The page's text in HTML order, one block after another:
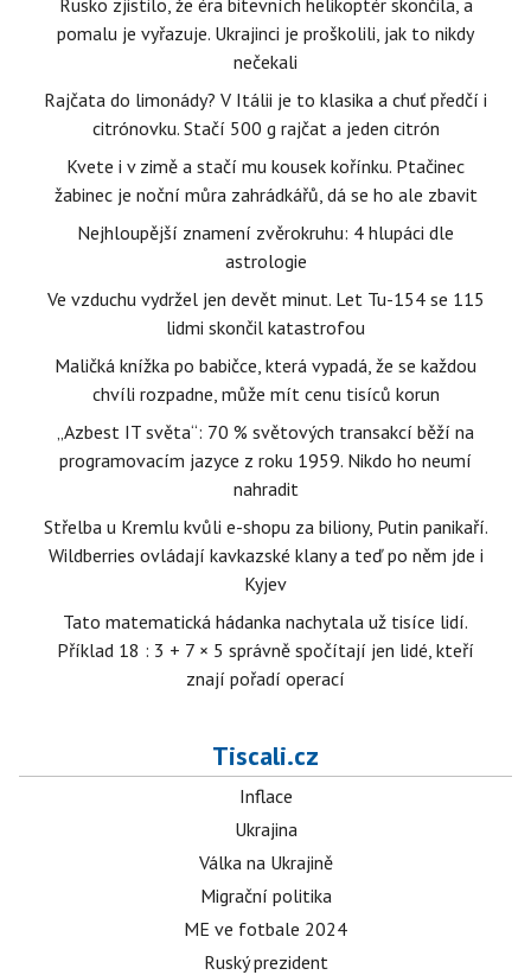
Rusko zjistilo, že éra bitevních helikoptér skončila, a
pomalu je vyřazuje. Ukrajinci je proškolili, jak to nikdy
nečekali
Rajčata do limonády? V Itálii je to klasika a chuť předčí i
citrónovku. Stačí 500 g rajčat a jeden citrón
Kvete i v zimě a stačí mu kousek kořínku. Ptačinec
žabinec je noční můra zahrádkářů, dá se ho ale zbavit
Nejhloupější znamení zvěrokruhu: 4 hlupáci dle
astrologie
Ve vzduchu vydržel jen devět minut. Let Tu-154 se 115
lidmi skončil katastrofou
Maličká knížka po babičce, která vypadá, že se každou
chvíli rozpadne, může mít cenu tisíců korun
„Azbest IT světa“: 70 % světových transakcí běží na
programovacím jazyce z roku 1959. Nikdo ho neumí
nahradit
Střelba u Kremlu kvůli e-shopu za biliony, Putin panikaří.
Wildberries ovládají kavkazské klany a teď po něm jde i
Kyjev
Tato matematická hádanka nachytala už tisíce lidí.
Příklad 18 : 3 + 7 × 5 správně spočítají jen lidé, kteří
znají pořadí operací
Tiscali.cz
Inflace
Ukrajina
Válka na Ukrajině
Migrační politika
ME ve fotbale 2024
Ruský prezident